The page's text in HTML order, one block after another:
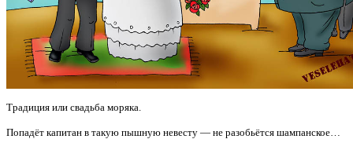
Традиция или свадьба моряка.
Попадёт капитан в такую пышную невесту — не разобьётся шампанское…